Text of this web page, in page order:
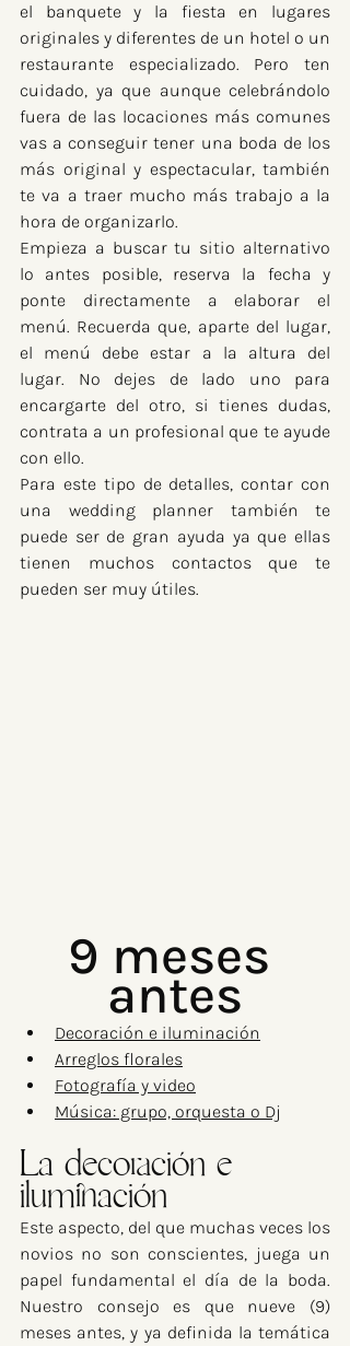
el banquete y la fiesta en lugares
originales y diferentes de un hotel o un
restaurante especializado. Pero ten
cuidado, ya que aunque celebrándolo
fuera de las locaciones más comunes
vas a conseguir tener una boda de los
más original y espectacular, también
te va a traer mucho más trabajo a la
hora de organizarlo.
Empieza a buscar tu sitio alternativo
lo antes posible, reserva la fecha y
ponte directamente a elaborar el
menú. Recuerda que, aparte del lugar,
el menú debe estar a la altura del
lugar. No dejes de lado uno para
encargarte del otro, si tienes dudas,
contrata a un profesional que te ayude
con ello.
Para este tipo de detalles, contar con
una wedding planner también te
puede ser de gran ayuda ya que ellas
tienen muchos contactos que te
pueden ser muy útiles.
9 meses
antes
Decoración e iluminación
Arreglos florales
Fotografía y video
Música: grupo, orquesta o Dj
La decoración e
iluminación
Este aspecto, del que muchas veces los
novios no son conscientes, juega un
papel fundamental el día de la boda.
Nuestro consejo es que nueve (9)
meses antes, y ya definida la temática